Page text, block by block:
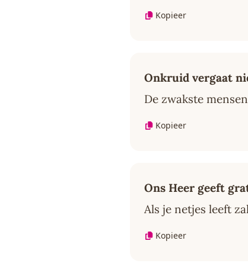
Kopieer
Onkruid vergaat
De zwakste
Kopieer
Ons Heer geeft
Als je netjes leeft
Kopieer